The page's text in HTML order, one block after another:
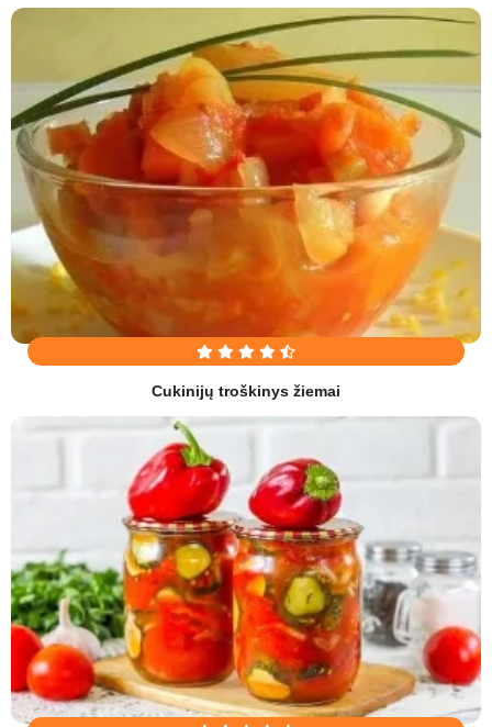
Cukinijų troškinys žiemai